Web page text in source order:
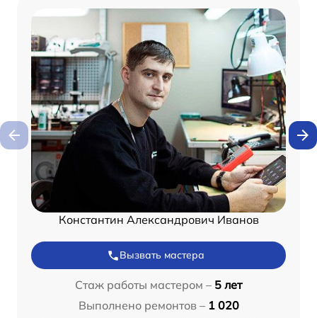
Константин Александрович Иванов
Вызвать мастера
Стаж работы мастером – 5 лет
Выполнено ремонтов – 1 020